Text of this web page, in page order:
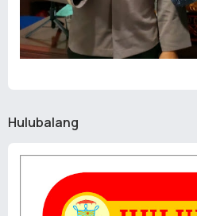
Hulubalang